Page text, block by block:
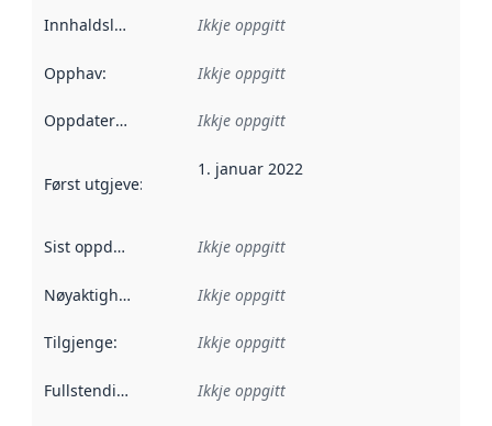
Innhaldsleverandørar :
Ikkje oppgitt
Opphav: Ikkje oppgitt
Oppdateringsfrekvens :
Ikkje oppgitt
Først utgjeve: Denne datoen seier når dataa i dette
1. januar 2022
Sist oppdatert Ikkje oppgitt
Nøyaktigheit Ikkje oppgitt
Tilgjenge: Ikkje oppgitt
Fullstendigheit Ikkje oppgitt